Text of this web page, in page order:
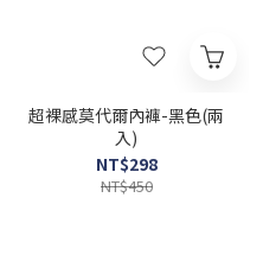
超裸感莫代爾內褲-黑色(兩
入)
NT$298
NT$450